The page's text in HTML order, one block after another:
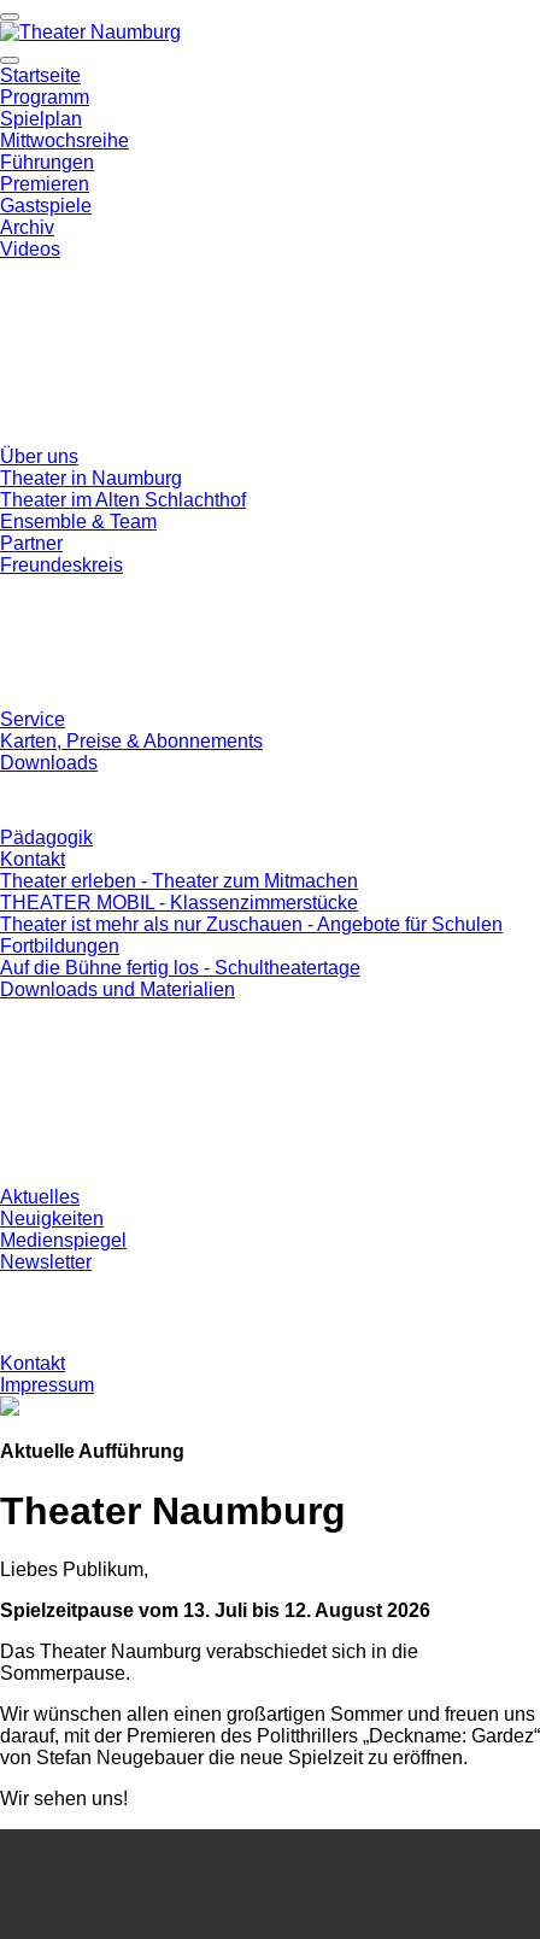
Startseite
Programm
Spielplan
Mittwochsreihe
Führungen
Premieren
Gastspiele
Archiv
Videos
Über uns
Theater in Naumburg
Theater im Alten Schlachthof
Ensemble & Team
Partner
Freundeskreis
Service
Karten, Preise & Abonnements
Downloads
Pädagogik
Kontakt
Theater erleben - Theater zum Mitmachen
THEATER MOBIL - Klassenzimmerstücke
Theater ist mehr als nur Zuschauen - Angebote für Schulen
Fortbildungen
Auf die Bühne fertig los - Schultheatertage
Downloads und Materialien
Aktuelles
Neuigkeiten
Medienspiegel
Newsletter
Kontakt
Impressum
Aktuelle Aufführung
Theater Naumburg
Liebes Publikum,
Spielzeitpause vom 13. Juli bis 12. August 2026
Das Theater Naumburg verabschiedet sich in die
Sommerpause.
Wir wünschen allen einen großartigen Sommer und freuen uns
darauf, mit der Premieren des Politthrillers „Deckname: Gardez“
von Stefan Neugebauer die neue Spielzeit zu eröffnen.
Wir sehen uns!